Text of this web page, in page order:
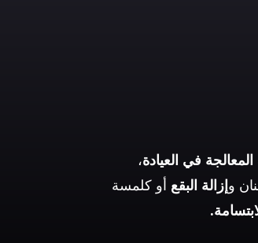
المعالجة في العيادة،
وإزالة البقع أو كلمسة